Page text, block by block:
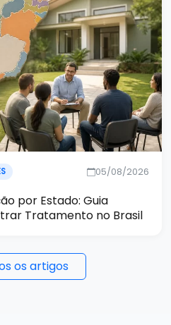
05/08/2026
por Estado: Guia
Tratamento no Brasil
os artigos